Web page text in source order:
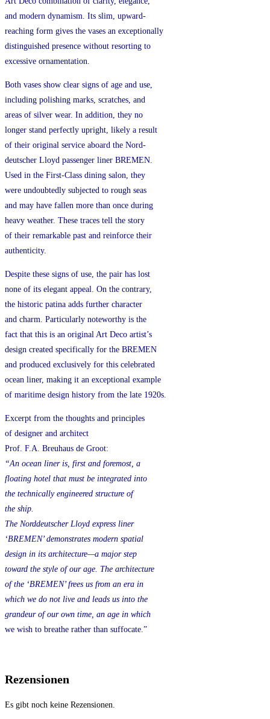
and modern dynamism. Its slim, upward-
reaching form gives the vases an exceptionally
distinguished presence without resorting to
excessive ornamentation.
Both vases show clear signs of age and use,
including polishing marks, scratches, and
areas of silver wear. In addition, they no
longer stand perfectly upright, likely a result
of their original service aboard the Nord-
deutscher Lloyd passenger liner BREMEN.
Used in the First-Class dining salon, they
were undoubtedly subjected to rough seas
and may have fallen more than once during
heavy weather. These traces tell the story
of their remarkable past and reinforce their
authenticity.
Despite these signs of use, the pair has lost
none of its elegant appeal. On the contrary,
the historic patina adds further character
and charm. Particularly noteworthy is the
fact that this is an original Art Deco artist’s
design created specifically for the BREMEN
and produced exclusively for this celebrated
ocean liner, making it an exceptional example
of maritime design history from the late 1920s.
Excerpt from the thoughts and principles
of designer and architect
Prof. F.A. Breuhaus de Groot:
“An ocean liner is, first and foremost, a
floating hotel that must be integrated into
the technically engineered structure of
the ship.
The Norddeutscher Lloyd express liner
‘BREMEN’ demonstrates modern spatial
design in its architecture—a major step
toward the style of our age. The architecture
of the ‘BREMEN’ frees us from an era in
which we do not live and leads us into the
grandeur of our own time, an age in which
we wish to breathe rather than suffocate.”
Rezensionen
Es gibt noch keine Rezensionen.